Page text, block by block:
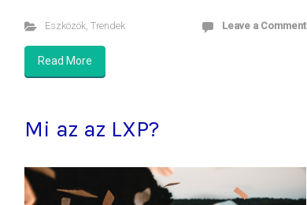
Eszközök, Trendek Leave a Comment
Read More
Mi az az LXP?